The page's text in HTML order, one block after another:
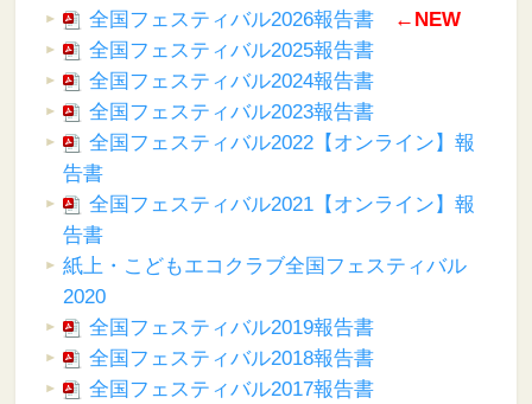
全国フェスティバル2026報告書
←NEW
全国フェスティバル2025報告書
全国フェスティバル2024報告書
全国フェスティバル2023報告書
全国フェスティバル2022【オンライン】報
告書
全国フェスティバル2021【オンライン】報
告書
紙上・こどもエコクラブ全国フェスティバル
2020
全国フェスティバル2019報告書
全国フェスティバル2018報告書
全国フェスティバル2017報告書